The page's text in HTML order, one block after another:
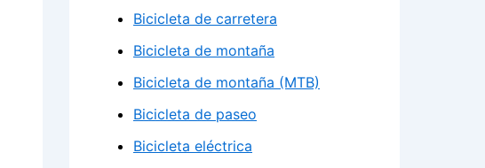
Bicicleta de carretera
Bicicleta de montaña
Bicicleta de montaña (MTB)
Bicicleta de paseo
Bicicleta eléctrica